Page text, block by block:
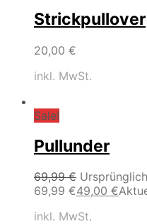
Strickpullover
20,00 €
inkl. MwSt.
Sale!
Pullunder
69,99€
69,99 €49,00 €
inkl. MwSt.